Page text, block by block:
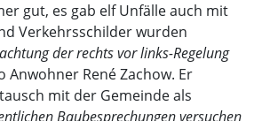
gut, es gab elf Unfälle auch mit
Verkehrsschilder wurden
der rechts vor links-Regelung
Anwohner René Zachow. Er
mit der Gemeinde als
Baubesprechungen versuchen